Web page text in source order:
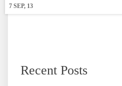
7 SEP, 13
Recent Posts